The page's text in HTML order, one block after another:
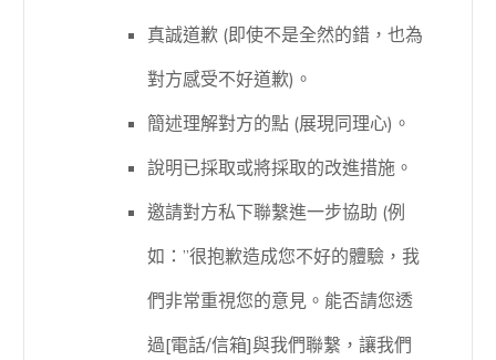
真誠道歉 (即使不是全然的錯，也為
對方感受不好道歉)。
簡述理解對方的點 (展現同理心)。
說明已採取或將採取的改進措施。
邀請對方私下聯繫進一步協助 (例
如：”很抱歉造成您不好的體驗，我
們非常重視您的意見。能否請您透
過[電話/信箱]與我們聯繫，讓我們